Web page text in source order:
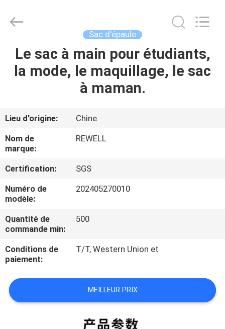
MAISON
AU
SUJET
DE
NOUS
VISITE
D'USINE
CONTRÔLE
DE
QUALITÉ
Rights
Reserved.
Sac d'épaule
Le sac à main pour étudiants,
la mode, le maquillage, le sac
à maman.
Lieu d'origine:
Chine
Nom de
marque:
REWELL
Certification:
SGS
Numéro de
modèle:
202405270010
Quantité de
commande min:
500
Conditions de
paiement:
T/T, Western Union et
MEILLEUR PRIX